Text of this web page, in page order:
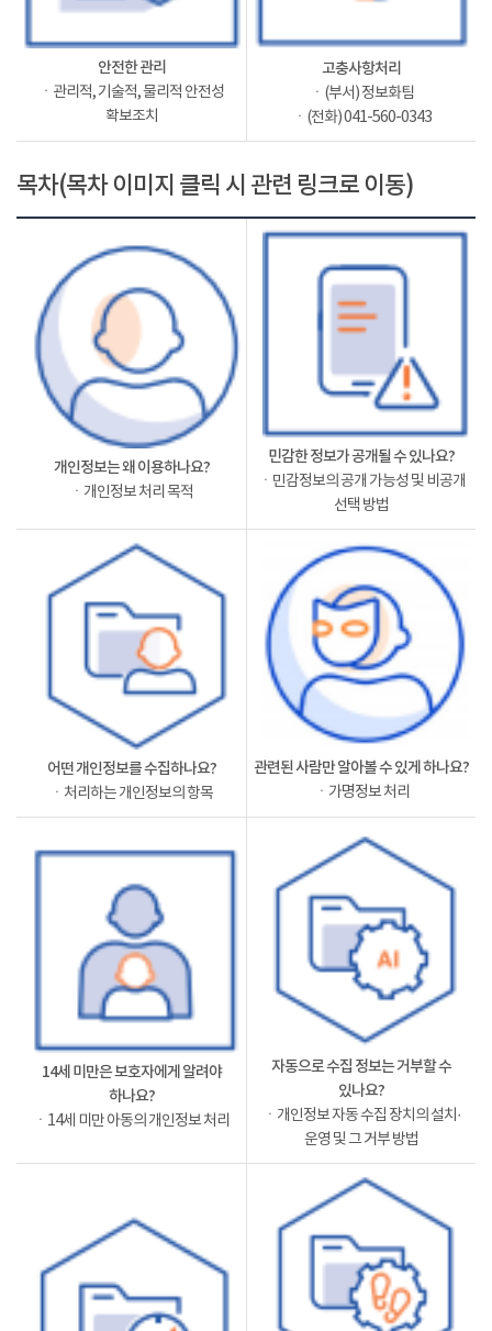
안전한 관리
ㆍ관리적, 기술적, 물리적 안전성
확보조치
고충사항처리
ㆍ(부서) 정보화팀
ㆍ(전화) 041-560-0343
목차(목차 이미지 클릭 시 관련 링크로 이동)
개인정보는 왜 이용하나요?
ㆍ개인정보 처리 목적
민감한 정보가 공개될 수 있나요?
ㆍ민감정보의 공개 가능성 및 비공개
선택 방법
어떤 개인정보를 수집하나요?
ㆍ처리하는 개인정보의 항목
관련된 사람만 알아볼 수 있게 하나요?
ㆍ가명정보 처리
14세 미만은 보호자에게 알려야
하나요?
ㆍ14세 미만 아동의 개인정보 처리
자동으로 수집 정보는 거부할 수
있나요?
ㆍ개인정보 자동 수집 장치의 설치·
운영 및 그 거부 방법